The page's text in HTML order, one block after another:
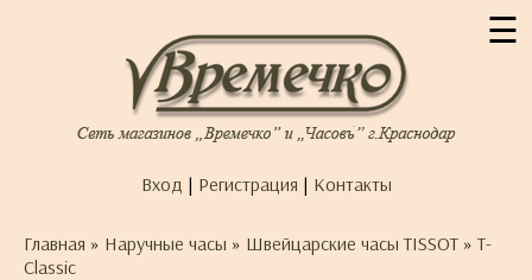
☰
Вход | Регистрация | Контакты
Главная » Наручные часы » Швейцарские часы TISSOT »T-
Classic